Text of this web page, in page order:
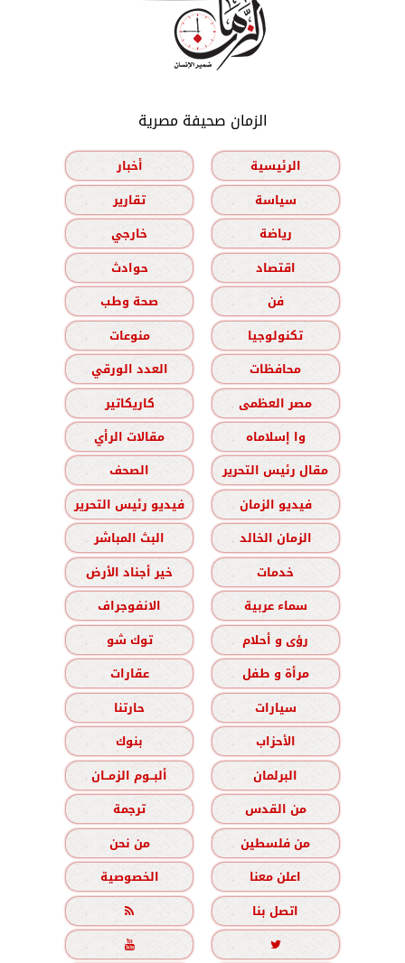
الزمان صحيفة مصرية
الرئيسية
أخبار
سياسة
تقارير
رياضة
خارجي
اقتصاد
حوادث
فن
صحة وطب
تكنولوجيا
منوعات
محافظات
العدد الورقي
مصر العظمى
كاريكاتير
وا إسلاماه
مقالات الرأي
مقال رئيس التحرير
الصحف
فيديو الزمان
فيديو رئيس التحرير
الزمان الخالد
البث المباشر
خدمات
خير أجناد الأرض
سماء عربية
الانفوجراف
رؤى و أحلام
توك شو
مرأة و طفل
عقارات
سيارات
حارتنا
الأحزاب
بنوك
البرلمان
ألبــوم الزمــان
من القدس
ترجمة
من فلسطين
من نحن
اعلن معنا
الخصوصية
اتصل بنا


